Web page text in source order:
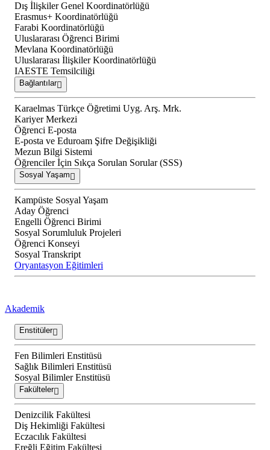
Dış İlişkiler Genel Koordinatörlüğü
Erasmus+ Koordinatörlüğü
Farabi Koordinatörlüğü
Uluslararası Öğrenci Birimi
Mevlana Koordinatörlüğü
Uluslararası İlişkiler Koordinatörlüğü
IAESTE Temsilciliği
Bağlantılar
Karaelmas Türkçe Öğretimi Uyg. Arş. Mrk.
Kariyer Merkezi
Öğrenci E-posta
E-posta ve Eduroam Şifre Değişikliği
Mezun Bilgi Sistemi
Öğrenciler İçin Sıkça Sorulan Sorular (SSS)
Sosyal Yaşam
Kampüste Sosyal Yaşam
Aday Öğrenci
Engelli Öğrenci Birimi
Sosyal Sorumluluk Projeleri
Öğrenci Konseyi
Sosyal Transkript
Oryantasyon Eğitimleri
Akademik
Enstitüler
Fen Bilimleri Enstitüsü
Sağlık Bilimleri Enstitüsü
Sosyal Bilimler Enstitüsü
Fakülteler
Denizcilik Fakültesi
Diş Hekimliği Fakültesi
Eczacılık Fakültesi
Ereğli Eğitim Fakültesi